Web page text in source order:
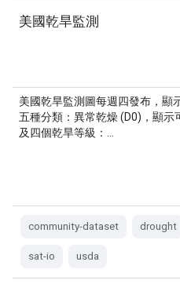
美國乾旱監測
美國乾旱監測圖每週四發布，顯
五種分類：異常乾燥 (D0)，顯示
及四個乾旱等級：…
community-dataset drought
sat-io usda